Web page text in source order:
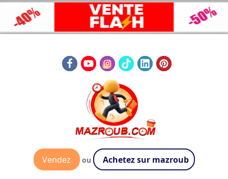
Vendez ou Achetez sur mazroub